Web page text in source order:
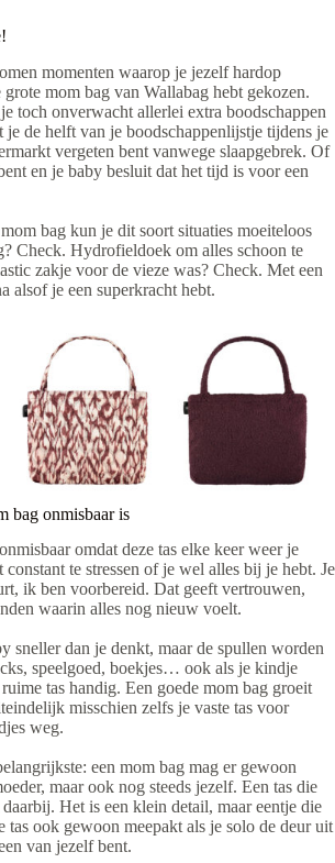
momenten waarop je jezelf hardop
mom bag van Wallabag hebt gekozen.
toch onverwacht allerlei extra boodschappen
je de helft van je boodschappenlijstje tijdens je
vergeten bent vanwege slaapgebrek. Of
en je baby besluit dat het tijd is voor een
bag kun je dit soort situaties moeiteloos
Check. Hydrofieldoek om alles schoon te
zakje voor de vieze was? Check. Met een
alsof je een superkracht hebt.
bag onmisbaar is
omdat deze tas elke keer weer je
te stressen of je wel alles bij je hebt. Je
ik ben voorbereid. Dat geeft vertrouwen,
waarin alles nog nieuw voelt.
sneller dan je denkt, maar de spullen worden
speelgoed, boekjes… ook als je kindje
tas handig. Een goede mom bag groeit
misschien zelfs je vaste tas voor
weg.
een mom bag mag er gewoon
maar ook nog steeds jezelf. Een tas die
Het is een klein detail, maar eentje die
tas ook gewoon meepakt als je solo de deur uit
van jezelf bent.